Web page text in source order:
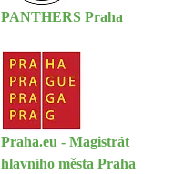
PANTHERS Praha
Praha.eu - Magistrát
hlavního města Praha